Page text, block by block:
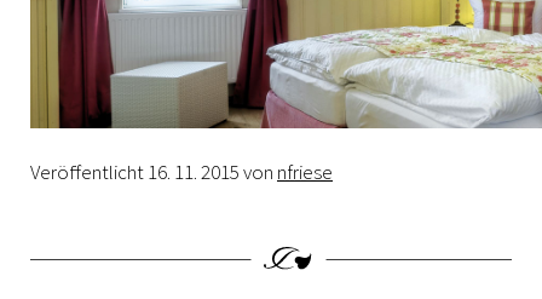
Veröffentlicht16. 11. 2015von nfriese